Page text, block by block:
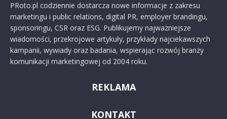
PRoto.pl codziennie dostarcza nowe informacje z zakresu
marketingu i public relations, digital PR, employer brandingu,
sponsoringu, CSR oraz ESG. Publikujemy najważniejsze
wiadomości, przekrojowe artykuły, przykłady najciekawszych
kampanii, wywiady oraz badania, wspierając rozwój branży
komunikacji marketingowej od 2004 roku.
REKLAMA
KONTAKT